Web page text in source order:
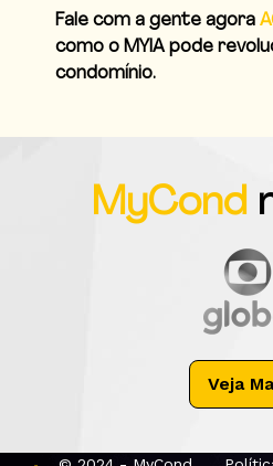
Fale com a gente agora
como o MYIA pode
condomínio.
MyCond
Veja